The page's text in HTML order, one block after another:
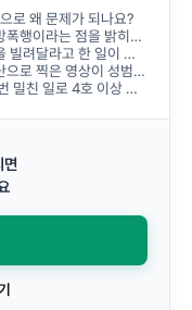
로 왜 문제가 되나요?
히면 처분을 피할 수 있을까요?
한 일이 금품갈취인가요?
성범죄로 넘어갈 수 있을까요?
상 처분이 나올 수 있나요?
면